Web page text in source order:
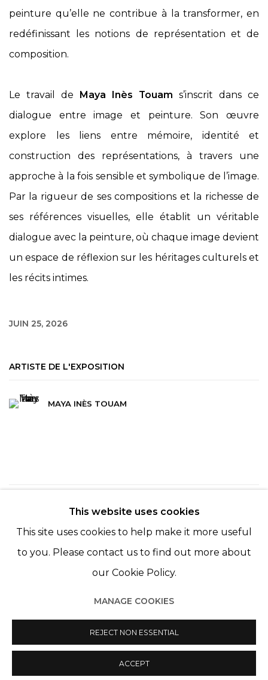
peinture qu’elle ne contribue à la transformer, en
redéfinissant les notions de représentation et de
composition.
Le travail de Maya Inès Touam s’inscrit dans ce
dialogue entre image et peinture. Son œuvre
explore les liens entre mémoire, identité et
construction des représentations, à travers une
approche à la fois sensible et symbolique de l’image.
Par la rigueur de ses compositions et la richesse de
ses références visuelles, elle établit un véritable
dialogue avec la peinture, où chaque image devient
un espace de réflexion sur les héritages culturels et
les récits intimes.
JUIN 25, 2026
ARTISTE DE L'EXPOSITION
MAYA INÈS TOUAM
RETOUR
© 2022 LES FILLES DU CALVAIRE SITE BY ARTLOGIC
This website uses cookies
This site uses cookies to help make it more useful
to you. Please contact us to find out more about
our Cookie Policy.
MANAGE COOKIES
REJECT NON ESSENTIAL
ACCEPT